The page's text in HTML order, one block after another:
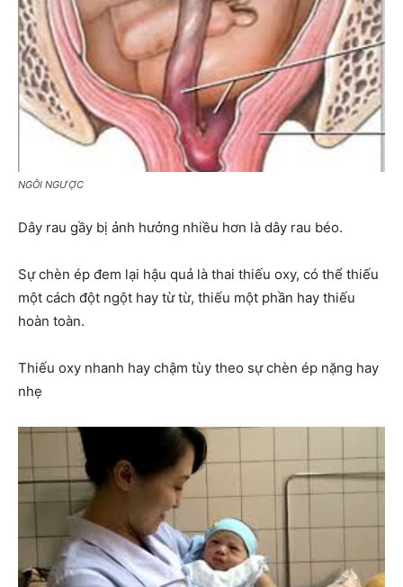
NGÔI NGƯỢC
Dây rau gầy bị ảnh hưởng nhiều hơn là dây rau béo.
Sự chèn ép đem lại hậu quả là thai thiếu oxy, có thể thiếu
một cách đột ngột hay từ từ, thiếu một phần hay thiếu
hoàn toàn.
Thiếu oxy nhanh hay chậm tùy theo sự chèn ép nặng hay
nhẹ